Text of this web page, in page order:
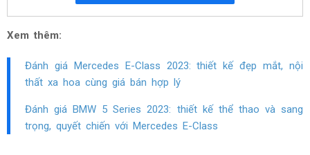
Xem thêm:
Đánh giá Mercedes E-Class 2023: thiết kế đẹp mắt, nội
thất xa hoa cùng giá bán hợp lý
Đánh giá BMW 5 Series 2023: thiết kế thể thao và sang
trọng, quyết chiến với Mercedes E-Class